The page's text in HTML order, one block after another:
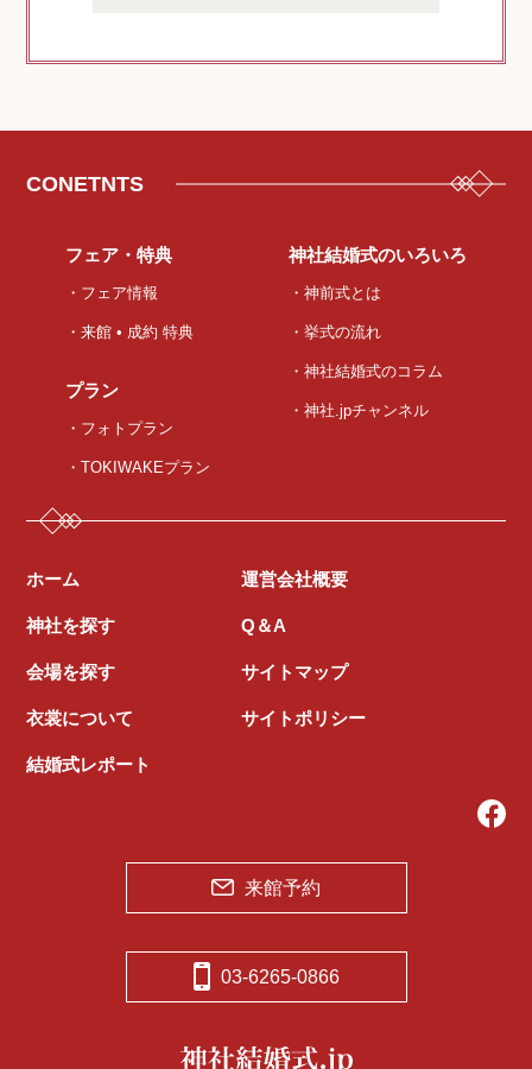
CONETNTS
フェア・特典
・フェア情報
・来館 • 成約 特典
プラン
・フォトプラン
・TOKIWAKEプラン
神社結婚式のいろいろ
・神前式とは
・挙式の流れ
・神社結婚式のコラム
・神社.jpチャンネル
ホーム
神社を探す
会場を探す
衣裳について
結婚式レポート
運営会社概要
Q＆A
サイトマップ
サイトポリシー
来館予約
03-6265-0866